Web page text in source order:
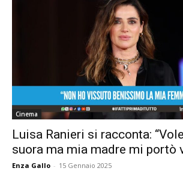
Cinema
Luisa Ranieri si racconta:
suora ma mia madre mi portò
Enza Gallo - 15 Gennaio 2025